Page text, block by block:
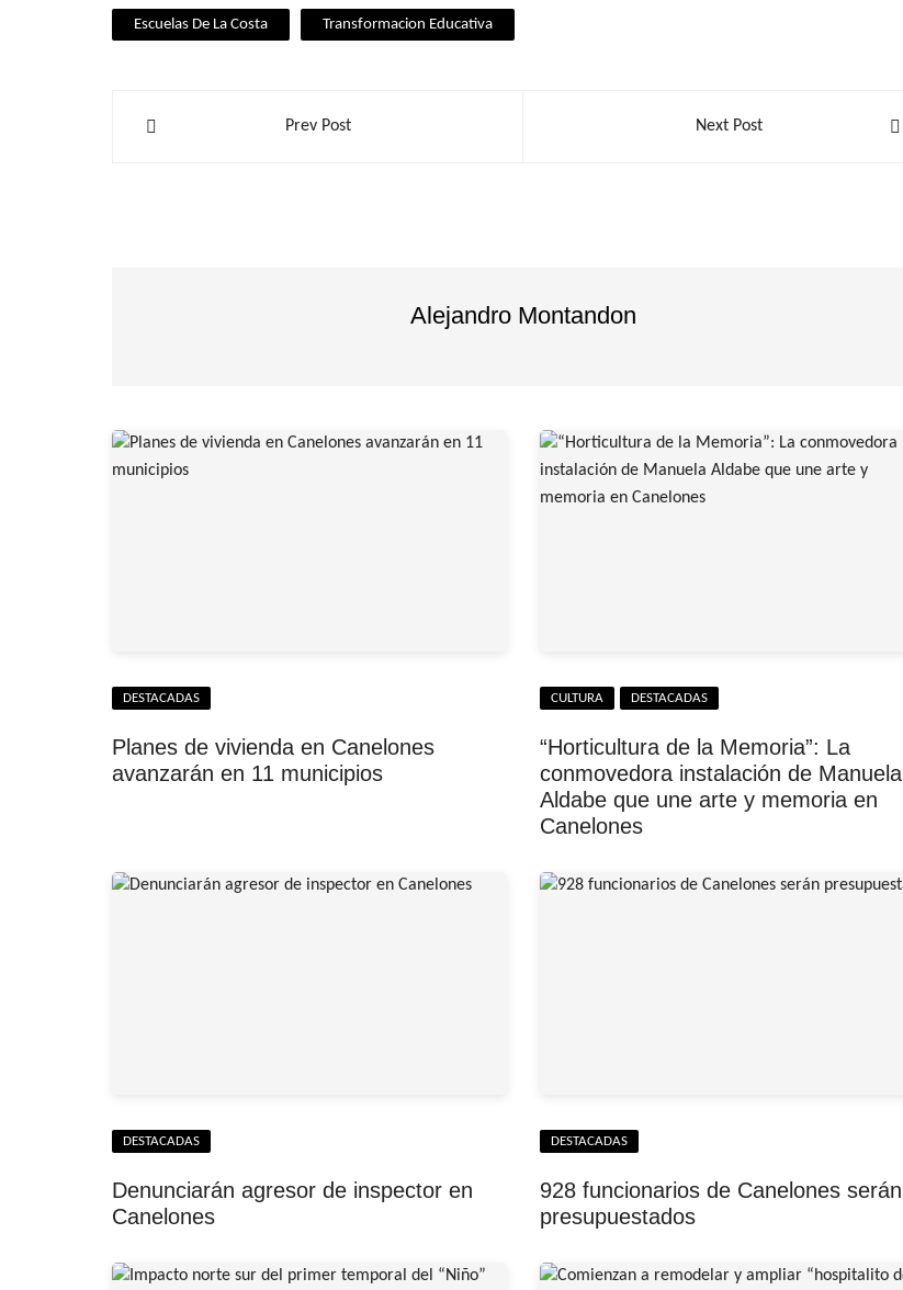
Escuelas De La Costa Transformacion Educativa
NavegaciónPrev Post Next Post
Alejandro Montandon
DESTACADAS
Planes de vivienda en Canelones
avanzarán en 11 municipios
CULTURA DESTACADAS
“Horticultura de la Memoria”: La
conmovedora instalación de Manuela
Aldabe que une arte y memoria en
Canelones
DESTACADAS
Denunciarán agresor de inspector en
Canelones
DESTACADAS
928 funcionarios de Canelones serán
presupuestados